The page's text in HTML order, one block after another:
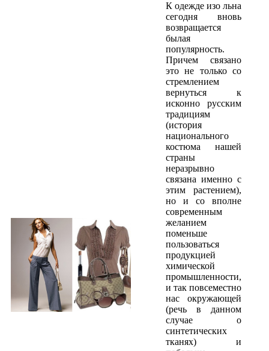
К одежде изо льна
сегодня вновь
возвращается
былая
популярность.
Причем связано
это не только со
стремлением
вернуться к
исконно русским
традициям
(история
национального
костюма нашей
страны
неразрывно
связана именно с
этим растением),
но и со вполне
современным
желанием
поменьше
пользоваться
продукцией
химической
промышленности,
и так повсеместно
нас окружающей
(речь в данном
случае о
синтетических
тканях) и